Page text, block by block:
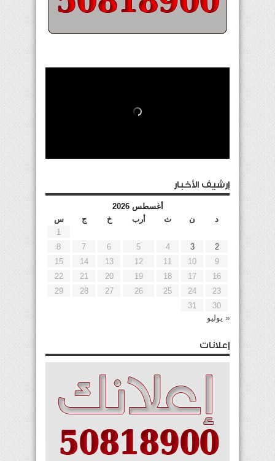
إرشيف الأخبار
أغسطس 2026
د
ن ث أرب خ ج
س
1
2
3
4
5
6
7
8
9
10
11
12
13
14
15
16
17
18
19
20
21
22
23
24
25
26
27
28
29
30
31
« يوليو
إعلانات